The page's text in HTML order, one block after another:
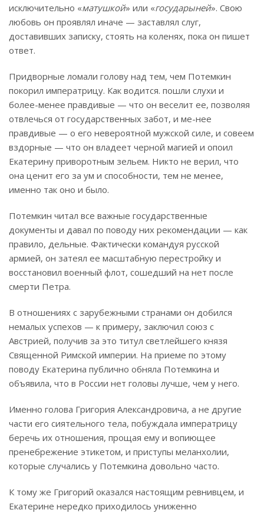
исключительно «матушкой» или «государыней». Свою
любовь он проявлял иначе — заставлял слуг,
доставивших записку, стоять на коленях, пока он пишет
ответ.
Придворные ломали голову над тем, чем Потемкин
покорил императрицу. Как водится. пошли слухи и
более-менее правдивые — что он веселит ее, позволяя
отвлечься от государственных забот, и ме-нее
правдивые — о его невероятной мужской силе, и совеем
вздорные — что он владеет черной магией и опоил
Екатерину приворотным зельем. Никто не верил, что
она ценит его за ум и способности, тем не менее,
именно так оно и было.
Потемкин читал все важные государственные
документы и давал по поводу них рекомендации — как
правило, дельные. Фактически командуя русской
армией, он затеял ее масштабную перестройку и
восстановил военный флот, сошедший на нет после
смерти Петра.
В отношениях с зарубежными странами он добился
немалых успехов — к примеру, заключил союз с
Австрией, получив за это титул светлейшего князя
Священной Римской империи. На приеме по этому
поводу Екатерина публично обняла Потемкина и
объявила, что в России нет головы лучше, чем у него.
Именно голова Григория Александровича, а не другие
части его сиятельного тела, побуждала императрицу
беречь их отношения, прощая ему и вопиющее
пренебрежение этикетом, и приступы меланхолии,
которые случались у Потемкина довольно часто.
К тому же Григорий оказался настоящим ревнивцем, и
Екатерине нередко приходилось униженно